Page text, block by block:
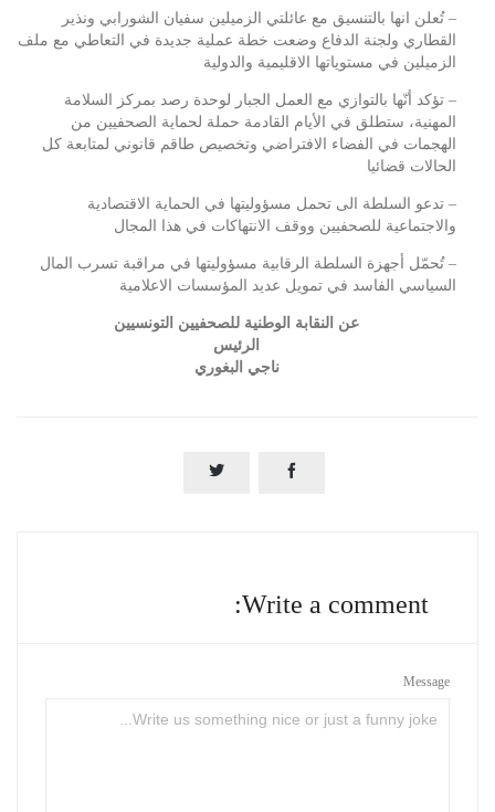
– تُعلن انها بالتنسيق مع عائلتي الزميلين سفيان الشورابي ونذير
القطاري ولجنة الدفاع وضعت خطة عملية جديدة في التعاطي مع ملف
الزميلين في مستوياتها الاقليمية والدولية
– تؤكد أنّها بالتوازي مع العمل الجبار لوحدة رصد بمركز السلامة
المهنية، ستطلق في الأيام القادمة حملة لحماية الصحفيين من
الهجمات في الفضاء الافتراضي وتخصيص طاقم قانوني لمتابعة كل
الحالات قضائيا
– تدعو السلطة الى تحمل مسؤوليتها في الحماية الاقتصادية
والاجتماعية للصحفيين ووقف الانتهاكات في هذا المجال
– تُحمّل أجهزة السلطة الرقابية مسؤوليتها في مراقبة تسرب المال
السياسي الفاسد في تمويل عديد المؤسسات الاعلامية
عن النقابة الوطنية للصحفيين التونسيين
الرئيس
ناجي البغوري


Write a comment:
Message